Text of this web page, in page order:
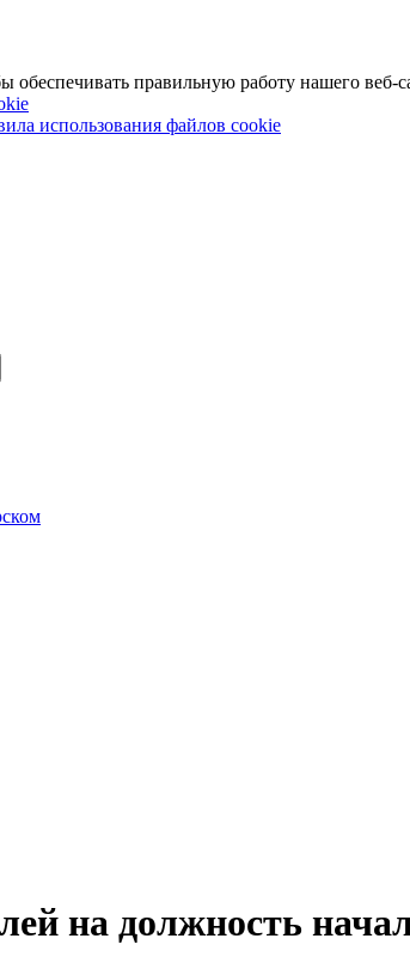
правильную работу нашего веб-
использования файлов cookie
на должность